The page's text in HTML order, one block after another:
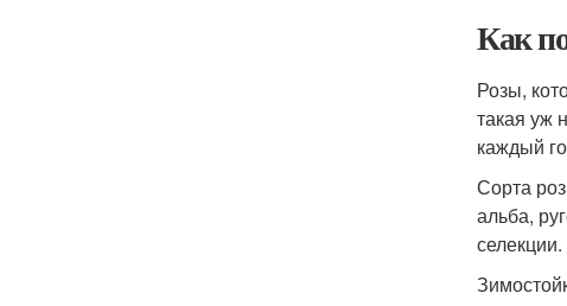
Как
Розы,
такая уж
каждый
Сорта
альба,
селекции.